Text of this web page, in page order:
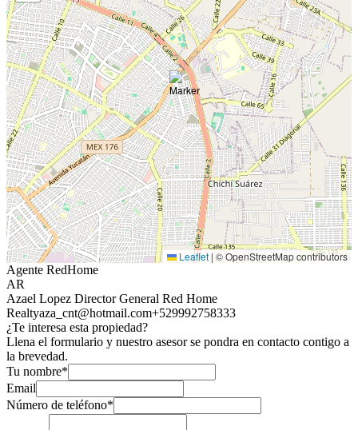
Leaflet | © OpenStreetMap contributors
Agente RedHome
AR
Azael Lopez Director General Red Home
Realtyaza_cnt@hotmail.com+529992758333
¿Te interesa esta propiedad?
Llena el formulario y nuestro asesor se pondra en contacto contigo a
la brevedad.
Tu nombre*
Email
Número de teléfono*